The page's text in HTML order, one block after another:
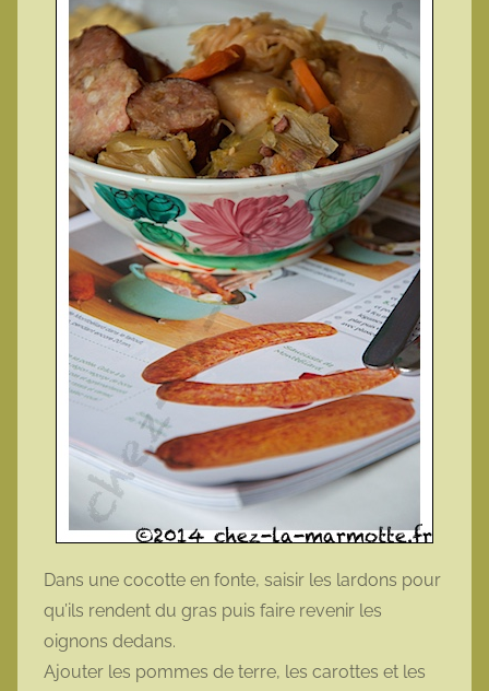
Dans une cocotte en fonte, saisir les lardons pour
qu’ils rendent du gras puis faire revenir les
oignons dedans.
Ajouter les pommes de terre, les carottes et les